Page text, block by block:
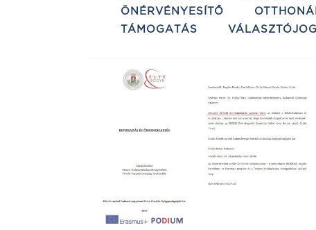
ÖNÉRVÉNYESÍTŐ
TÁMOGATÁS
VÁLASZTÓJOG